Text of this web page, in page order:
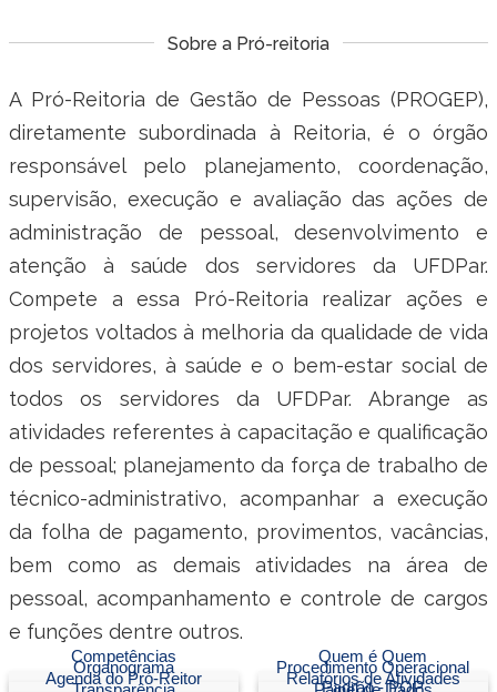
Ministério da Saúde
Ministério de Minas e Energia
Ministério do Planejamento, Desenvolvimento e Gestão
Ministério da Ciência, Tecnologia, Inovações e Comunicações
Ministério do Meio Ambiente
Ministério do Turismo
Ministério da Integração Nacional
Ministério das Cidades
Ministério da Transparência e Controladoria-Geral da União
Sobre a Pró-reitoria
A Pró-Reitoria de Gestão de Pessoas (PROGEP),
diretamente subordinada à Reitoria, é o órgão
responsável pelo planejamento, coordenação,
supervisão, execução e avaliação das ações de
administração de pessoal, desenvolvimento e
atenção à saúde dos servidores da UFDPar.
Compete a essa Pró-Reitoria realizar ações e
projetos voltados à melhoria da qualidade de vida
dos servidores, à saúde e o bem-estar social de
todos os servidores da UFDPar. Abrange as
atividades referentes à capacitação e qualificação
de pessoal; planejamento da força de trabalho de
técnico-administrativo, acompanhar a execução
da folha de pagamento, provimentos, vacâncias,
bem como as demais atividades na área de
pessoal, acompanhamento e controle de cargos
e funções dentre outros.
Competências Quem é Quem
Organograma
Procedimento Operacional
Padrão - POP
Agenda do Pró-Reitor Relatórios de Atividades